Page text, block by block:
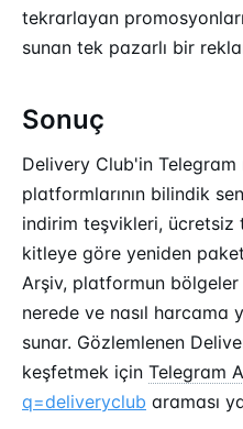
tekrarlayan
sunan tek pazarlı bir
Sonuç
Delivery Club'in Telegram
platformlarının bilindik
indirim teşvikleri, ücretsiz
kitleye göre yeniden
Arşiv, platformun
nerede ve nasıl harcama
sunar. Gözlemlenen
keşfetmek için Telegram
q=deliveryclub araması